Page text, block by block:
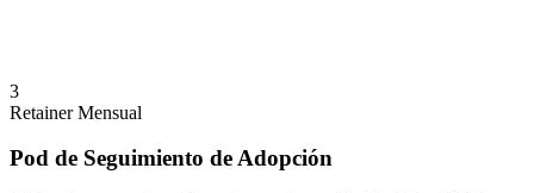
3
Retainer Mensual
Pod de Seguimiento de Adopción